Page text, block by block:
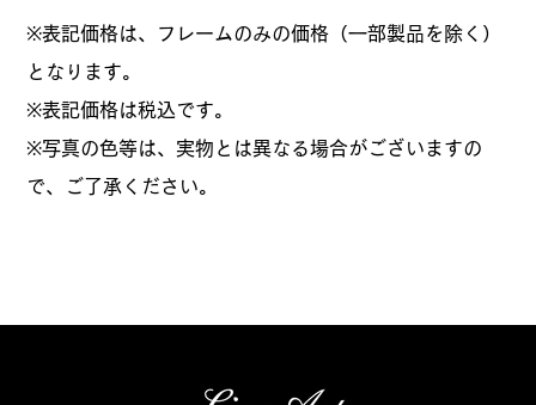
※表記価格は、フレームのみの価格（一部製品を除く）
となります。
​※表記価格は税込です。
※写真の色等は、実物とは異なる場合がございますの
で、ご了承ください。